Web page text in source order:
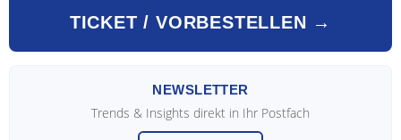
TICKET / VORBESTELLEN →
NEWSLETTER
Trends & Insights direkt in Ihr Postfach